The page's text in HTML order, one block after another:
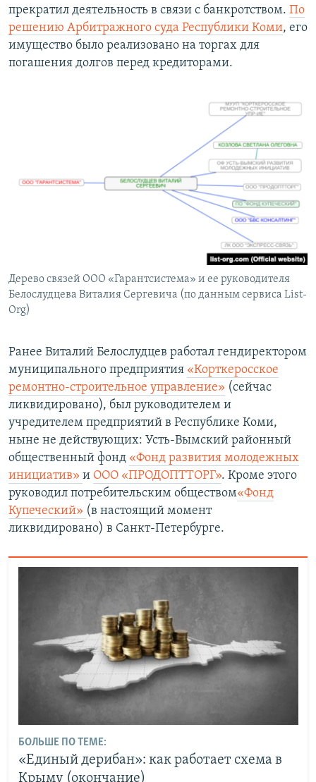
прекратил деятельность в связи с банкротством. По
решению Арбитражного суда Республики Коми, его
имущество было реализовано на торгах для
погашения долгов перед кредиторами.
Дерево связей ООО «Гарантсистема» и ее руководителя
Белослудцева Виталия Сергевича (по данным сервиса List-
Org)
Ранее Виталий Белослудцев работал гендиректором
муниципального предприятия «Корткеросское
ремонтно-строительное управление» (сейчас
ликвидировано), был руководителем и
учредителем предприятий в Республике Коми,
ныне не действующих: Усть-Вымский районный
общественный фонд «Фонд развития молодежных
инициатив» и ООО «ПРОДОПТТОРГ». Кроме этого
руководил потребительским обществом«Фонд
Купеческий» (в настоящий момент
ликвидировано) в Санкт-Петербурге.
БОЛЬШЕ ПО ТЕМЕ:
«Единый дерибан»: как работает схема в
Крыму (окончание)